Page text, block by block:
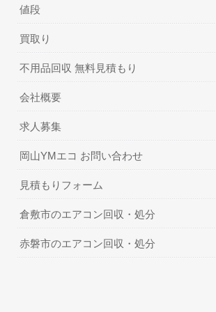
値段
買取り
不用品回収 無料見積もり
会社概要
求人募集
岡山YMエコ お問い合わせ
見積もりフォーム
倉敷市のエアコン回収・処分
赤磐市のエアコン回収・処分